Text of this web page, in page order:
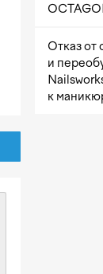
Отказ от
и
к